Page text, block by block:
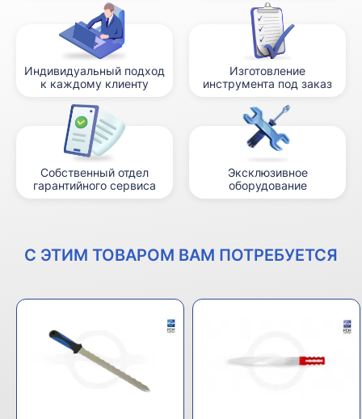
Индивидуальный подход
к каждому клиенту
Изготовление
инструмента под заказ
Собственный отдел
гарантийного сервиса
Эксклюзивное
оборудование
С ЭТИМ ТОВАРОМ ВАМ ПОТРЕБУЕТСЯ